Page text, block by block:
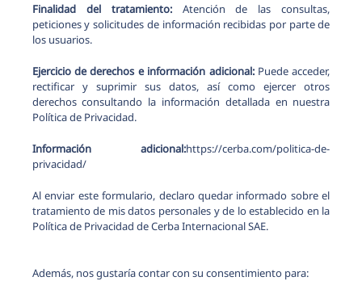
Finalidad del tratamiento:Atención de las consultas,
peticiones y solicitudes de información recibidas por parte de
los usuarios.
Ejercicio de derechos e información adicional:Puede acceder,
rectificar y suprimir sus datos, así como ejercer otros
derechos consultando la información detallada en nuestra
Política de Privacidad.
Información adicional:https://cerba.com/politica-de-
privacidad/
Al enviar este formulario, declaro quedar informado sobre el
tratamiento de mis datos personales y de lo establecido en la
Política de Privacidad de Cerba Internacional SAE.
Además, nos gustaría contar con su consentimiento para: